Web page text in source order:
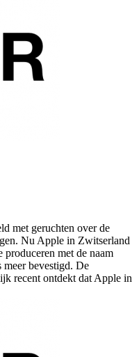
met geruchten over de
Nu Apple in Zwitserland
produceren met de naam
bevestigd. De
recent ontdekt dat Apple in